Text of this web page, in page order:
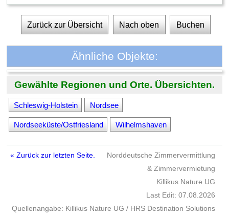
Zurück zur Übersicht Nach oben Buchen
Ähnliche Objekte:
Gewählte Regionen und Orte. Übersichten.
Schleswig-Holstein Nordsee
Nordseeküste/Ostfriesland Wilhelmshaven
« Zurück zur letzten Seite.
Norddeutsche Zimmervermittlung
& Zimmervermietung
Killikus Nature UG
Last Edit: 07.08.2026
Quellenangabe: Killikus Nature UG / HRS Destination Solutions